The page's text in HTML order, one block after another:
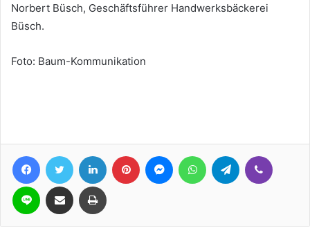
Norbert Büsch, Geschäftsführer Handwerksbäckerei
Büsch.
Foto: Baum-Kommunikation
FacebookTwitter LinkedIn Pinterest MessengerWhatsAppTelegram
Line Teile per E-Mail Drucken